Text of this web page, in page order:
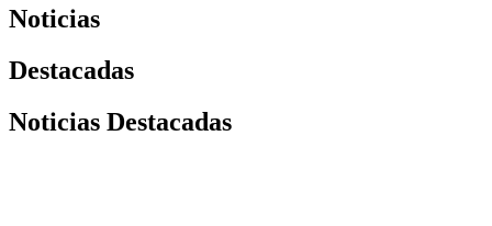
Noticias
Destacadas
Noticias Destacadas